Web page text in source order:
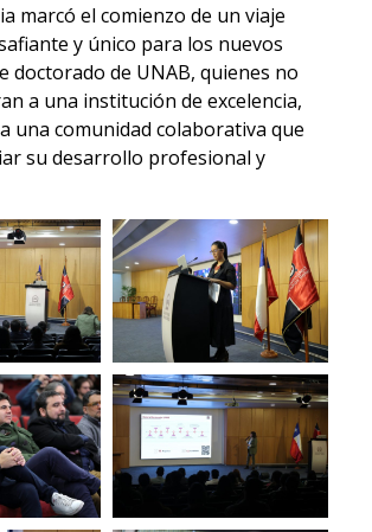
marcó el comienzo de un viaje
y único para los nuevos
doctorado de UNAB, quienes no
a una institución de excelencia,
una comunidad colaborativa que
su desarrollo profesional y